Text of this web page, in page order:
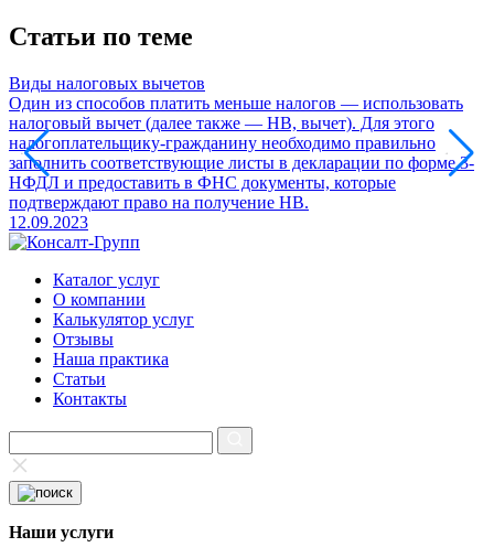
Статьи по теме
Виды налоговых вычетов
Один из способов платить меньше налогов — использовать
налоговый вычет (далее также — НВ, вычет). Для этого
налогоплательщику-гражданину необходимо правильно
заполнить соответствующие листы в декларации по форме 3-
НФДЛ и предоставить в ФНС документы, которые
подтверждают право на получение НВ.
12.09.2023
Каталог услуг
О компании
Калькулятор услуг
Отзывы
Наша практика
Статьи
Контакты
Наши услуги